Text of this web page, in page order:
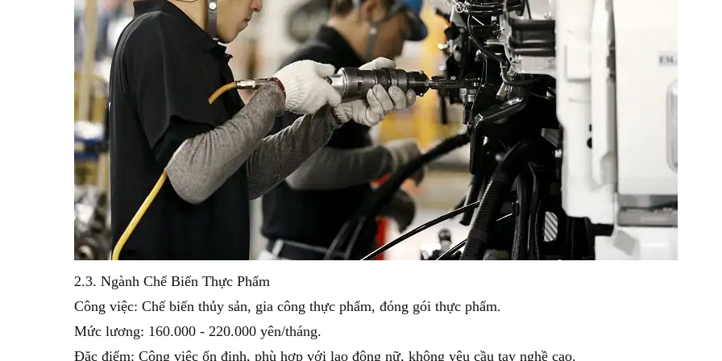
2.3. Ngành Chế Biến Thực Phẩm
Công việc: Chế biến thủy sản, gia công thực phẩm, đóng gói thực phẩm.
Mức lương: 160.000 - 220.000 yên/tháng.
Đặc điểm: Công việc ổn định, phù hợp với lao động nữ, không yêu cầu tay nghề cao.